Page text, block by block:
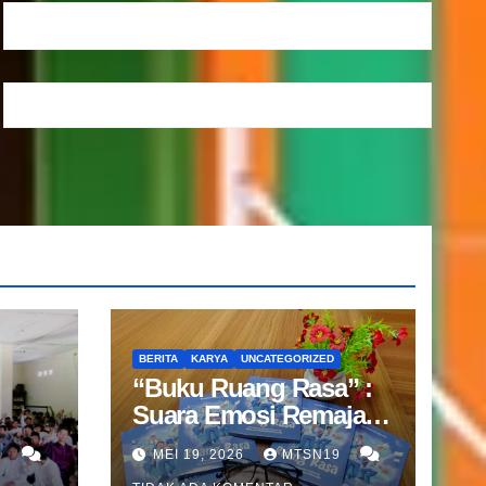
BERITA KARYA UNCATEGORIZED
“Buku Ruang Rasa” :
Suara Emosi Remaja
dalam Karya Guru BK
MTsN 19 Jakarta
MEI 19, 2026 MTSN19